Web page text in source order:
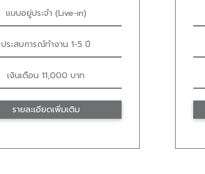
แบบอยู่ประจำ (Live-in)
ประสบการณ์ทำงาน 1-5 ปี
เงินเดือน 11,000 บาท
รายละเอียดเพิ่มเติม